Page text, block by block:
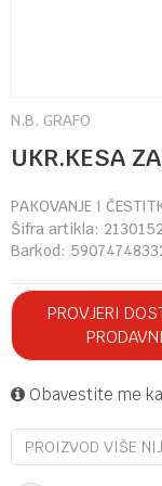
N.B. GRAFO
UKR.KESA
PAKOVANJE I
Šifra artikla:
Barkod:
PROVJERI
Obavestite me
PROIZVOD VIŠE